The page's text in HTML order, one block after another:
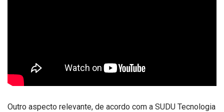
Outro aspecto relevante, de acordo com a SUDU Tecnologia